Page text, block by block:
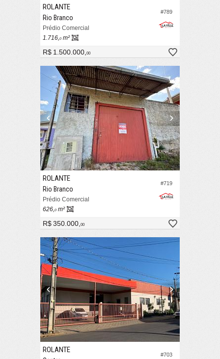
#789
ROLANTE
Rio Branco
Prédio Comercial
1.716,0 m²
R$ 1.500.000,00
#719
ROLANTE
Rio Branco
Prédio Comercial
626,0 m²
R$ 350.000,00
#703
ROLANTE